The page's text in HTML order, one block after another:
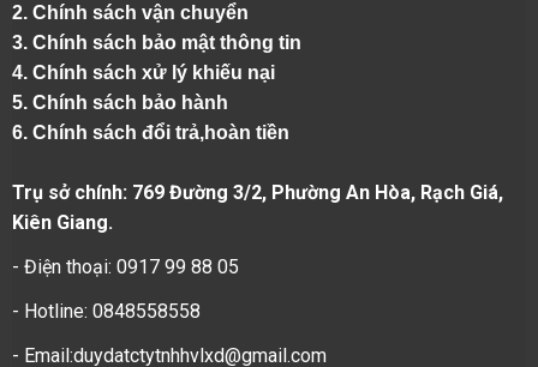
2. Chính sách vận chuyển
3. Chính sách bảo mật thông tin
4. Chính sách xử lý khiếu nại
5. Chính sách bảo hành
6. Chính sách đổi trả,hoàn tiền
Trụ sở chính: 769 Đường 3/2, Phường An Hòa, Rạch Giá,
Kiên Giang.
- Điện thoại: 0917 99 88 05
- Hotline: 0848558558
- Email:duydatctytnhhvlxd@gmail.com